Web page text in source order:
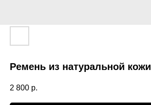
Ремень из натуральной кожи
2 800 р.